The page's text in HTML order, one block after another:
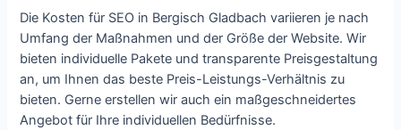
Die Kosten für SEO in Bergisch Gladbach variieren je nach
Umfang der Maßnahmen und der Größe der Website. Wir
bieten individuelle Pakete und transparente Preisgestaltung
an, um Ihnen das beste Preis-Leistungs-Verhältnis zu
bieten. Gerne erstellen wir auch ein maßgeschneidertes
Angebot für Ihre individuellen Bedürfnisse.